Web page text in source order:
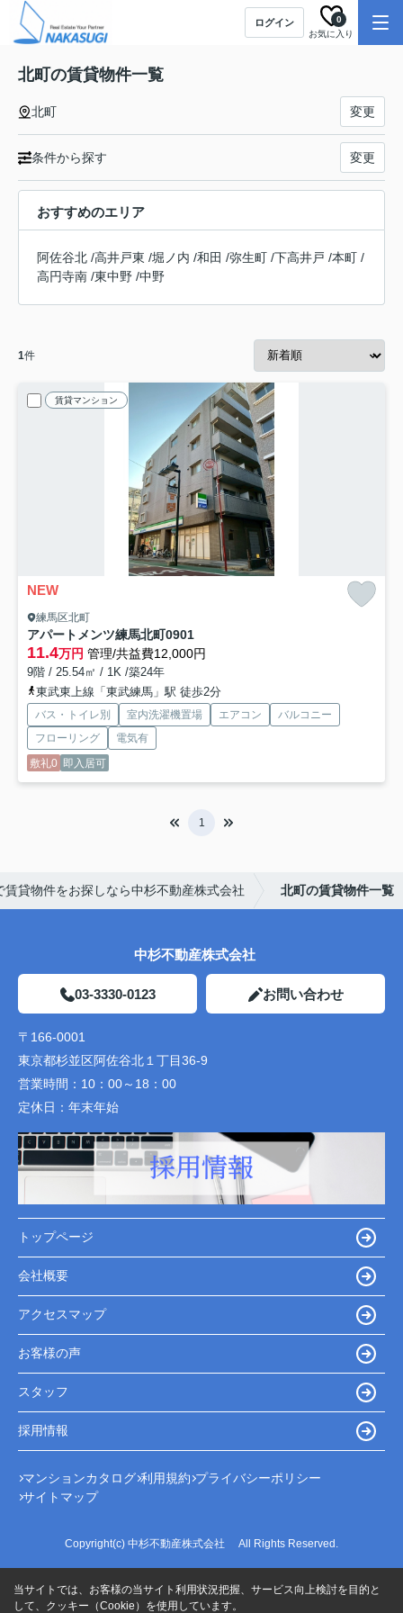
ログイン
お気に入り
0
北町の賃貸物件一覧
北町 変更
条件から探す 変更
おすすめのエリア
阿佐谷北 /高井戸東 /堀ノ内 /和田 /弥生町 /下高井戸 /本町 /
高円寺南 /東中野 /中野
1件
賃貸マンション
NEW
練馬区北町
アパートメンツ練馬北町0901
11.4万円 管理/共益費12,000円
9階 / 25.54㎡ / 1K /築24年
東武東上線「東武練馬」駅 徒歩2分
バス・トイレ別 室内洗濯機置場 エアコン
バルコニー
フローリング
電気有
敷礼0 即入居可
1
賃貸物件をお探しなら中杉不動産株式会社 北町の賃貸物件一覧
中杉不動産株式会社
03-3330-0123 お問い合わせ
〒166-0001
東京都杉並区阿佐谷北１丁目36-9
営業時間： 10：00～18：00
定休日： 年末年始
トップページ
会社概要
アクセスマップ
お客様の声
スタッフ
採用情報
マンションカタログ 利用規約 プライバシーポリシー
サイトマップ
Copyright(c) 中杉不動産株式会社 All Rights Reserved.
当サイトでは、お客様の当サイト利用状況把握、サービス向上検討を目的と
して、クッキー（Cookie）を使用しています。